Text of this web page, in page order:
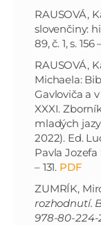
RAUSOVÁ,
slovenčiny:
89, č. 1, s.
RAUSOVÁ,
Michaela:
Gavloviča a
XXXI.
mladých
2022). Ed.
Pavla Jozefa
– 131. PDF
ZUMRÍK,
rozhodnutí.
978-80-224-